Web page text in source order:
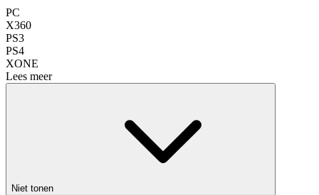
PC
X360
PS3
PS4
XONE
Lees meer
Niet tonen